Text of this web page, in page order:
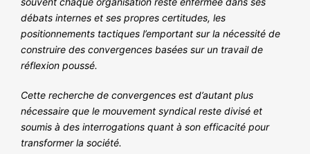
débats internes et ses propres certitudes, les
positionnements tactiques l’emportant sur la nécessité de
construire des convergences basées sur un travail de
réflexion poussé.
Cette recherche de convergences est d’autant plus
nécessaire que le mouvement syndical reste divisé et
soumis à des interrogations quant à son efficacité pour
transformer la société.